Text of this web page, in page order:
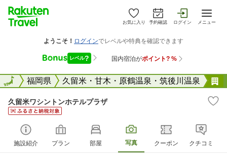
お気に入り 予約確認 ログイン メニュー
全国福岡県 久留米・甘木・原鶴温泉・筑後川温泉
全国
久留米ワシントンホテルプラザ
施設紹介 プラン 部屋 写真 クーポン クチコミ